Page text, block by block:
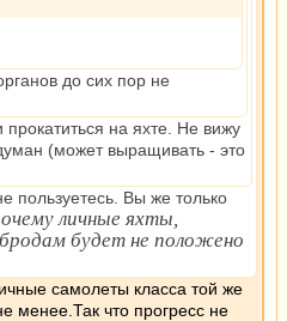
до сих пор не
на яхте. Не вижу
(может выращивать - это
пользуетесь. Вы же только
личные яхты,
будет не положено
самолеты класса той же
менее.Так что прогресс не